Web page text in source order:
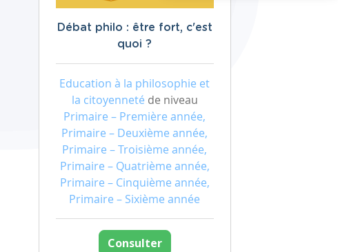
Débat philo : être fort, c'est
quoi ?
Education à la philosophie et
la citoyenneté de niveau
Primaire – Première année,
Primaire – Deuxième année,
Primaire – Troisième année,
Primaire – Quatrième année,
Primaire – Cinquième année,
Primaire – Sixième année
Consulter